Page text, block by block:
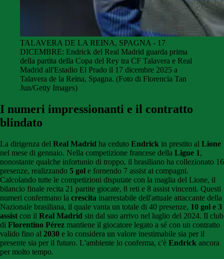
TALAVERA DE LA REINA, SPAGNA - 17
DICEMBRE: Endrick del Real Madrid guarda prima
della partita della Copa del Rey tra CF Talavera e Real
Madrid all'Estadio El Prado il 17 dicembre 2025 a
Talavera de la Reina, Spagna. (Foto di Florencia Tan
Jun/Getty Images)
I numeri impressionanti e il contratto
blindato
La dirigenza del Real Madrid ha ceduto Endrick in prestito al Lione
nel mese di gennaio. Nella competizione francese della Ligue 1,
nonostante qualche infortunio di troppo, il brasiliano ha collezionato 16
presenze, realizzando 5 gol e fornendo 7 assist ai compagni.
Calcolando tutte le competizioni disputate con la maglia del Lione, il
bilancio finale recita 21 partite giocate, 8 reti e 8 assist vincenti. Questi
numeri confermano la crescita inarrestabile dell'attuale attaccante della
Nazionale brasiliana, il quale vanta un totale di 40 presenze, 10 gol e 3
assist con il Real Madrid sin dal suo arrivo nel luglio del 2024. Il club
di Florentino Pérez mantiene il giocatore legato a sé con un contratto
valido fino al 2030 e lo considera un valore inestimabile sia per il
presente sia per il futuro. L'ambiente lo conferma, c'è Endrick ancora
per molto tempo.